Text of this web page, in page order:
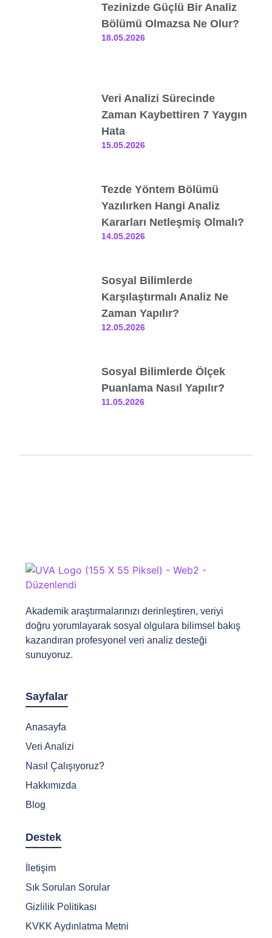
Tezinizde Güçlü Bir Analiz
Bölümü Olmazsa Ne Olur?
18.05.2026
Veri Analizi Sürecinde
Zaman Kaybettiren 7 Yaygın
Hata
15.05.2026
Tezde Yöntem Bölümü
Yazılırken Hangi Analiz
Kararları Netleşmiş Olmalı?
14.05.2026
Sosyal Bilimlerde
Karşılaştırmalı Analiz Ne
Zaman Yapılır?
12.05.2026
Sosyal Bilimlerde Ölçek
Puanlama Nasıl Yapılır?
11.05.2026
Akademik araştırmalarınızı derinleştiren, veriyi
doğru yorumlayarak sosyal olgulara bilimsel bakış
kazandıran profesyonel veri analiz desteği
sunuyoruz.
Sayfalar
Anasayfa
Veri Analizi
Nasıl Çalışıyoruz?
Hakkımızda
Blog
Destek
İletişim
Sık Sorulan Sorular
Gizlilik Politikası
KVKK Aydınlatma Metni